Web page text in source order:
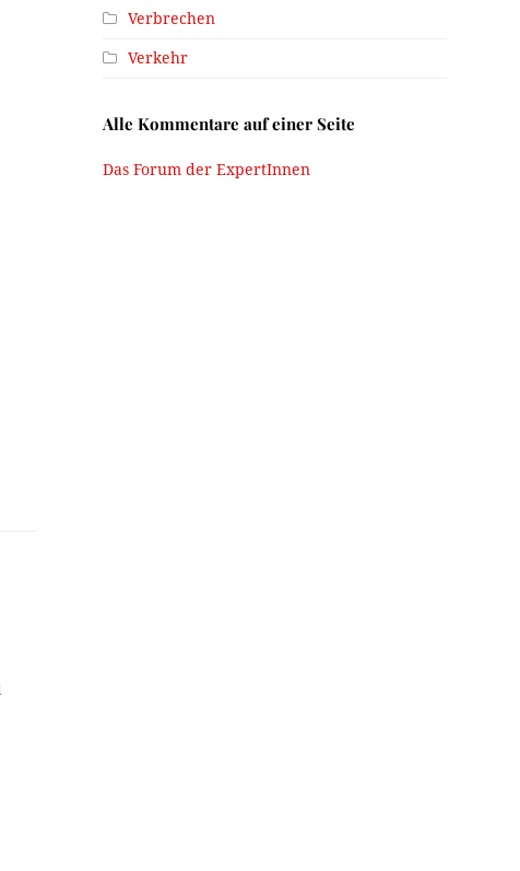
Verbrechen
Verkehr
Alle Kommentare auf einer Seite
Das Forum der ExpertInnen